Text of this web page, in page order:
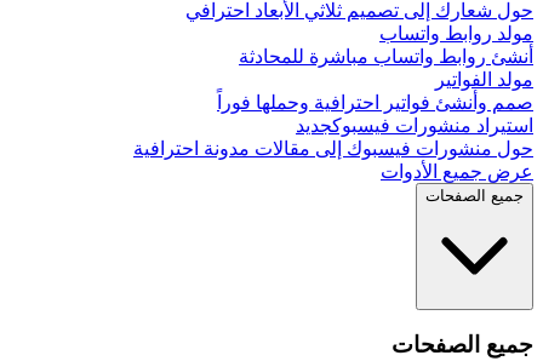
حول شعارك إلى تصميم ثلاثي الأبعاد احترافي
مولد روابط واتساب
أنشئ روابط واتساب مباشرة للمحادثة
مولد الفواتير
صمم وأنشئ فواتير احترافية وحملها فوراً
استيراد منشورات فيسبوكجديد
حول منشورات فيسبوك إلى مقالات مدونة احترافية
عرض جميع الأدوات
جميع الصفحات
جميع الصفحات